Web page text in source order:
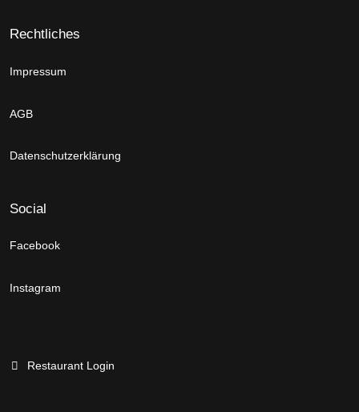
Rechtliches
Impressum
AGB
Datenschutzerklärung
Social
Facebook
Instagram
Restaurant Login